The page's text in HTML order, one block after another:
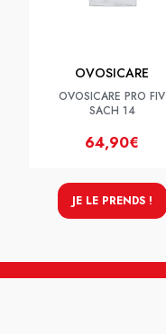
OVOSICARE
OVOSICARE PRO FIV
SACH 14
64,90€
JE LE PRENDS !